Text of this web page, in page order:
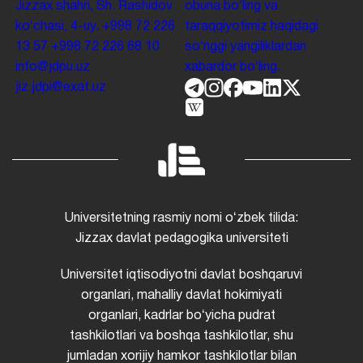
Jizzax shahri, Sh. Rashidov
koʻchasi, 4-uy. +998 72 226
13 57 +998 72 226 68 10
info@jdpu.uz
jiz.jdpi@exat.uz
obuna boʻling va
taraqqiyotimiz haqidagi
soʻnggi yangiliklardan
xabardor boʻling.
Universitetning rasmiy nomi oʻzbek tilida:
Jizzax davlat pedagogika universiteti
Universitet iqtisodiyotni davlat boshqaruvi
organlari, mahalliy davlat hokimiyati
organlari, kadrlar boʻyicha pudrat
tashkilotlari va boshqa tashkilotlar, shu
jumladan xorijiy hamkor tashkilotlar bilan